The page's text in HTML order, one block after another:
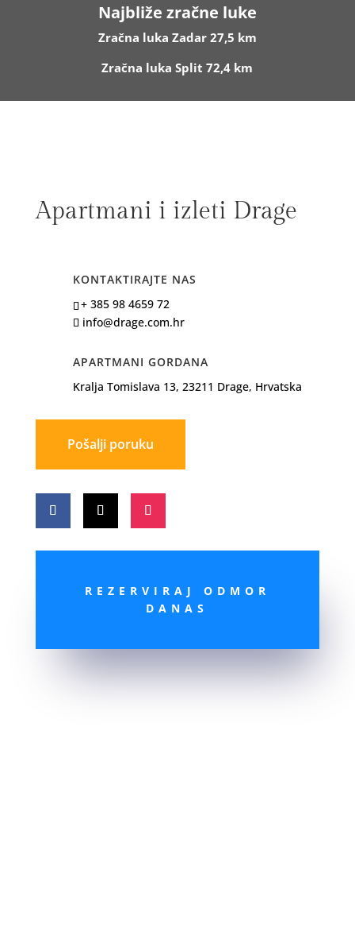
Najbliže zračne luke
Zračna luka Zadar 27,5 km
Zračna luka Split 72,4 km
Apartmani i izleti Drage
KONTAKTIRAJTE NAS
+ 385 98 4659 72
info@drage.com.hr
APARTMANI GORDANA
Kralja Tomislava 13, 23211 Drage, Hrvatska
Pošalji poruku
REZERVIRAJ ODMOR
DANAS